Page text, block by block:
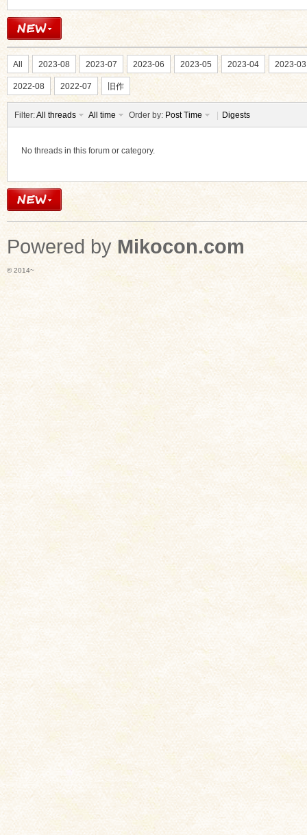
All 2023-08 2023-07 2023-06 2023-05 2023-04 2023-03
2022-08 2022-07 旧作
Filter:All threads All time Order by: Post Time Digests
No threads in this forum or category.
Powered by Mikocon.com
© 2014~